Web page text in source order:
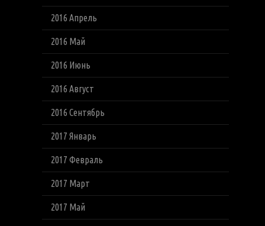
2016 Апрель
2016 Май
2016 Июнь
2016 Август
2016 Сентябрь
2017 Январь
2017 Февраль
2017 Март
2017 Май